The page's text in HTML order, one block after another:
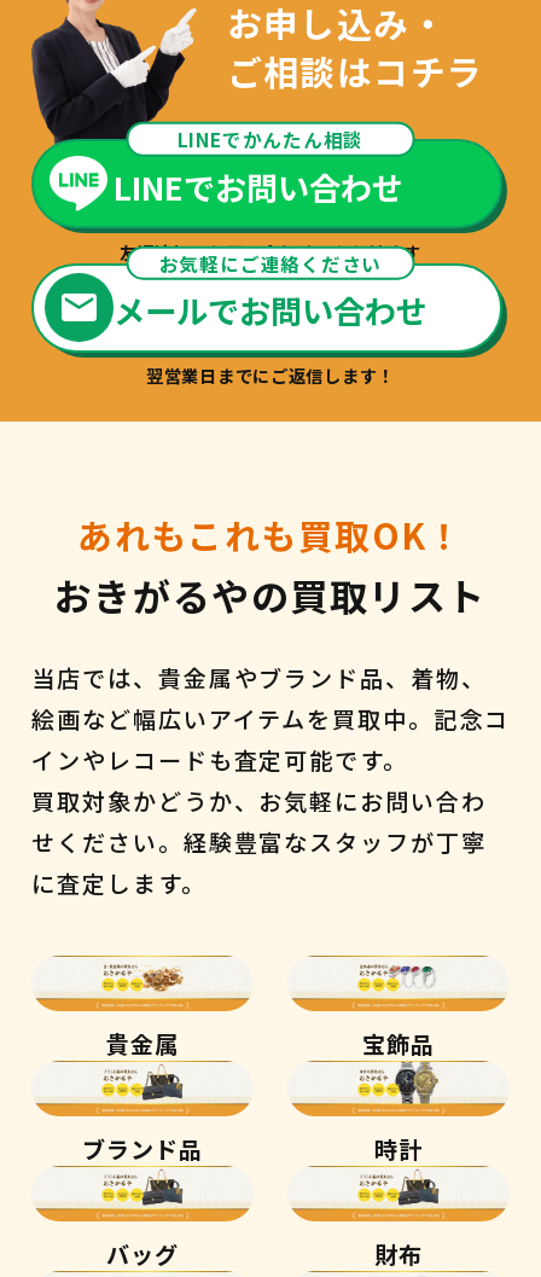
お申し込み・
ご相談はコチラ
LINEでかんたん相談
LINEでお問い合わせ
友達追加でお問い合わせいただけます
お気軽にご連絡ください
メールでお問い合わせ
翌営業日までにご返信します！
あれもこれも買取OK！
おきがるやの買取リスト
当店では、貴金属やブランド品、着物、
絵画など幅広いアイテムを買取中。記念コ
インやレコードも査定可能です。
買取対象かどうか、お気軽にお問い合わ
せください。経験豊富なスタッフが丁寧
に査定します。
貴金属 宝飾品
ブランド品 時計
バッグ 財布